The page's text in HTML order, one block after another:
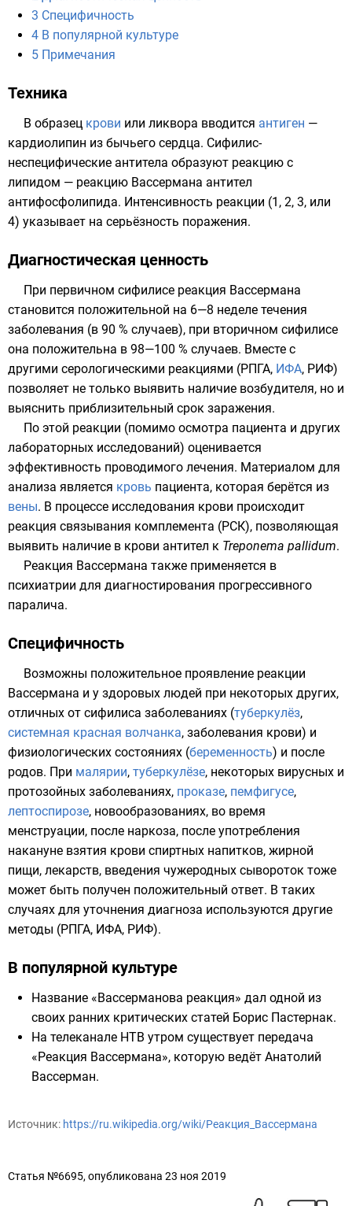
3 Специфичность
4 В популярной культуре
5 Примечания
Техника
В образец крови или ликвора вводится антиген —
кардиолипин из бычьего сердца. Сифилис-
неспецифические антитела образуют реакцию с
липидом — реакцию Вассермана антител
антифосфолипида. Интенсивность реакции (1, 2, 3, или
4) указывает на серьёзность поражения.
Диагностическая ценность
При первичном сифилисе реакция Вассермана
становится положительной на 6—8 неделе течения
заболевания (в 90 % случаев), при вторичном сифилисе
она положительна в 98—100 % случаев. Вместе с
другими серологическими реакциями (РПГА, ИФА, РИФ)
позволяет не только выявить наличие возбудителя, но и
выяснить приблизительный срок заражения.
По этой реакции (помимо осмотра пациента и других
лабораторных исследований) оценивается
эффективность проводимого лечения. Материалом для
анализа является кровь пациента, которая берётся из
вены. В процессе исследования крови происходит
реакция связывания комплемента (РСК), позволяющая
выявить наличие в крови антител к Treponema pallidum.
Реакция Вассермана также применяется в
психиатрии для диагностирования прогрессивного
паралича.
Специфичность
Возможны положительное проявление реакции
Вассермана и у здоровых людей при некоторых других,
отличных от сифилиса заболеваниях (туберкулёз,
системная красная волчанка, заболевания крови) и
физиологических состояниях (беременность) и после
родов. При малярии, туберкулёзе, некоторых вирусных и
протозойных заболеваниях, проказе, пемфигусе,
лептоспирозе, новообразованиях, во время
менструации, после наркоза, после употребления
накануне взятия крови спиртных напитков, жирной
пищи, лекарств, введения чужеродных сывороток тоже
может быть получен положительный ответ. В таких
случаях для уточнения диагноза используются другие
методы (РПГА, ИФА, РИФ).
В популярной культуре
Название «Вассерманова реакция» дал одной из
своих ранних критических статей Борис Пастернак.
На телеканале НТВ утром существует передача
«Реакция Вассермана», которую ведёт Анатолий
Вассерман.
Источник: https://ru.wikipedia.org/wiki/Реакция_Вассермана
Статья №6695, опубликована 23 ноя 2019